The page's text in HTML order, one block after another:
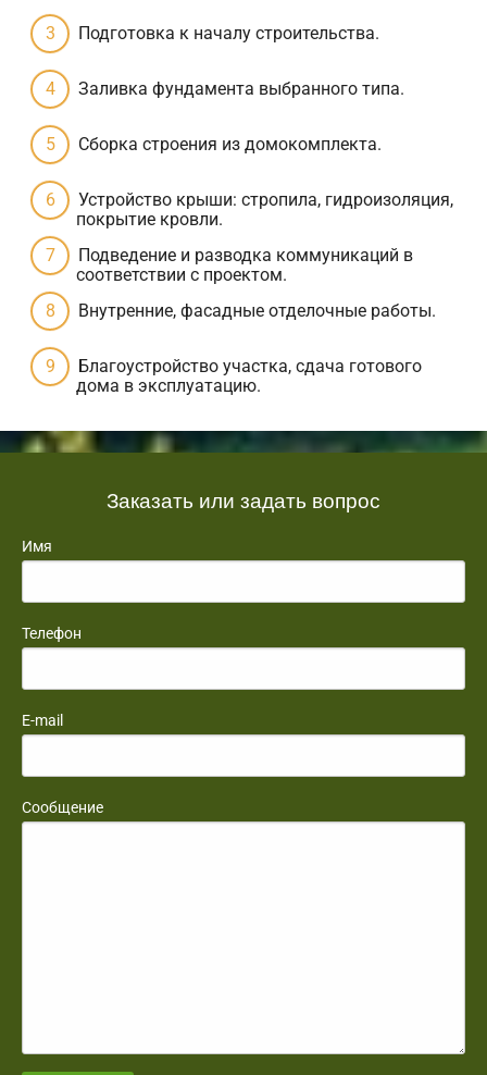
Подготовка к началу строительства.
Заливка фундамента выбранного типа.
Сборка строения из домокомплекта.
Устройство крыши: стропила, гидроизоляция,
покрытие кровли.
Подведение и разводка коммуникаций в
соответствии с проектом.
Внутренние, фасадные отделочные работы.
Благоустройство участка, сдача готового
дома в эксплуатацию.
Заказать или задать вопрос
Имя
Телефон
E-mail
Сообщение